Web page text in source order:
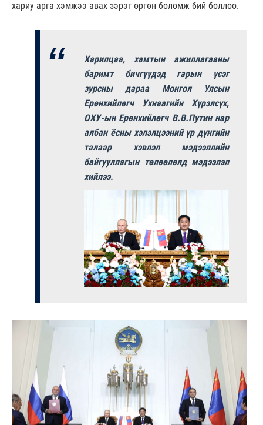
хариу арга хэмжээ авах зэрэг өргөн боломж бий боллоо.
Харилцаа, хамтын ажиллагааны
баримт бичгүүдэд гарын үсэг
зурсны дараа Монгол Улсын
Ерөнхийлөгч Ухнаагийн Хүрэлсүх,
ОХУ-ын Ерөнхийлөгч В.В.Путин нар
албан ёсны хэлэлцээний үр дүнгийн
талаар хэвлэл мэдээллийн
байгууллагын төлөөлөлд мэдээлэл
хийлээ.